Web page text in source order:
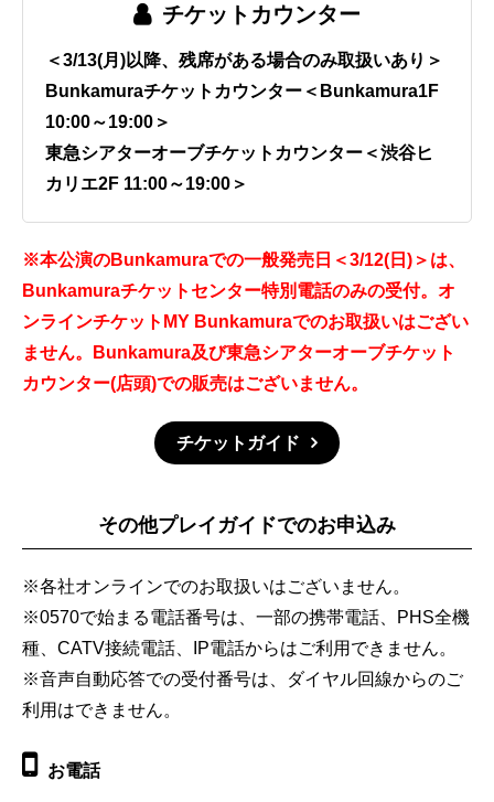
チケットカウンター
＜3/13(月)以降、残席がある場合のみ取扱いあり＞
Bunkamuraチケットカウンター＜Bunkamura1F
10:00～19:00＞
東急シアターオーブチケットカウンター＜渋谷ヒ
カリエ2F 11:00～19:00＞
※本公演のBunkamuraでの一般発売日＜3/12(日)＞は、
Bunkamuraチケットセンター特別電話のみの受付。オ
ンラインチケットMY Bunkamuraでのお取扱いはござい
ません。Bunkamura及び東急シアターオーブチケット
カウンター(店頭)での販売はございません。
チケットガイド
その他プレイガイドでのお申込み
※各社オンラインでのお取扱いはございません。
※0570で始まる電話番号は、一部の携帯電話、PHS全機
種、CATV接続電話、IP電話からはご利用できません。
※音声自動応答での受付番号は、ダイヤル回線からのご
利用はできません。
お電話